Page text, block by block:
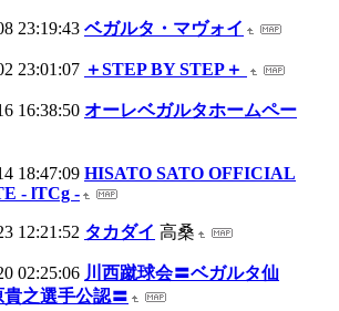
23:19:43 ベガルタ・マヴォイ
23:01:07 ＋STEP BY STEP＋
16:38:50 オーレベガルタホームペー
18:47:09 HISATO SATO OFFICIAL
- lTCg -
12:21:52 タカダイ 高桑
02:25:06 川西蹴球会〓ベガルタ仙
貴之選手公認〓